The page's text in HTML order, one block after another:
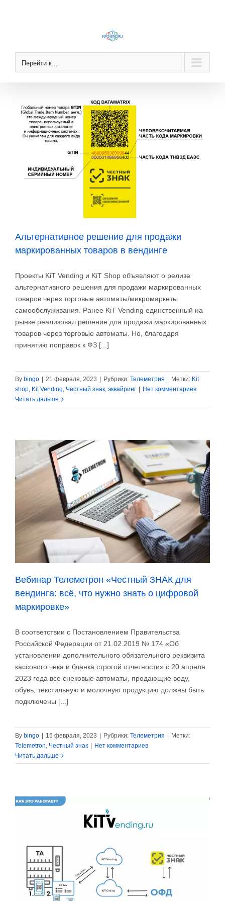
Перейти к...
Альтернативное решение для продажи
маркированных товаров в вендинге
Проекты KiT Vending и KiT Shop объявляют о релизе
альтернативного решения для продажи маркированных
товаров через торговые автоматы/микромаркеты
самообслуживания. Ранее KiT Vending единственный на
рынке реализовал решение для продажи маркированных
товаров через торговые автоматы. Но, благодаря
принятию поправок к ФЗ [...]
By bingo 21 февраля, 2023 Рубрики: Телеметрия Метки: Kit
shop, Kit Vending, Честный знак, эквайринг
Нет комментариев
Читать дальше
Вебинар Телеметрон «Честный ЗНАК для
вендинга: всё, что нужно знать о цифровой
маркировке»
В соответствии с Постановлением Правительства
Российской Федерации от 21.02.2019 № 174 «Об
установлении дополнительного обязательного реквизита
кассового чека и бланка строгой отчетности» с 20 апреля
2023 года все снековые автоматы, продающие воду,
обувь, текстильную и молочную продукцию должны быть
подключены [...]
By bingo | 15 февраля, 2023 | Рубрики: Телеметрия | Метки:
Telemetron, Честный знак | Нет комментариев
Читать дальше